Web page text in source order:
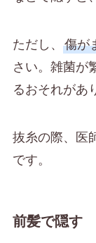
ただし、 傷が
さい。雑菌が
るおそれがあ
抜糸の際、医
です。
前髪で隠す